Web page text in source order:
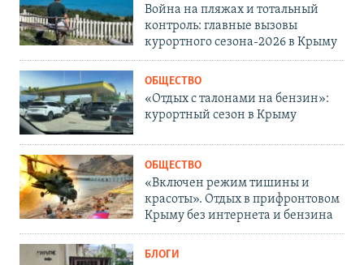
Война на пляжах и тотальный
контроль: главные вызовы
курортного сезона-2026 в Крыму
ОБЩЕСТВО
«Отдых с талонами на бензин»:
курортный сезон в Крыму
ОБЩЕСТВО
«Включен режим тишины и
красоты». Отдых в прифронтовом
Крыму без интернета и бензина
БЛОГИ